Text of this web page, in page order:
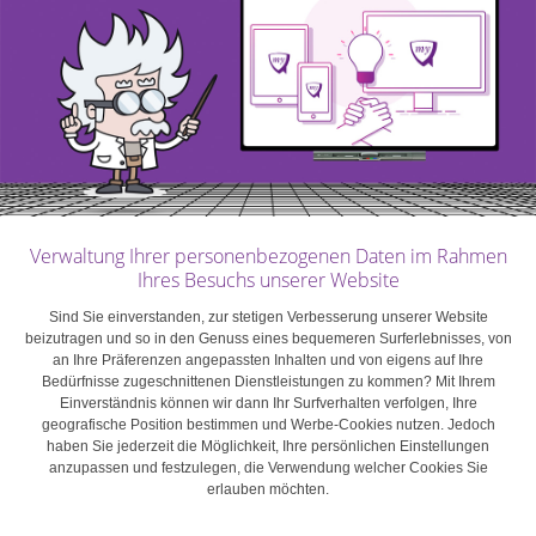
erforderlichen Recherchen und Untersuchungen
durchzuführen. Die Dauer einer Versteigerung ist
meistens auf sechs oder zwölf Monate begrenzt; bis
dahin kann der Käufer das Geld bei einem
konventionellen Darlehensgeber aufnehmen. Die Zinsen
sind höher als bei einer normalen Finanzierung.
Selbstbau-Darlehen können für all jene interessant sein,
die den Bau ihres Eigenheims von Anfang an selbst
in die Hand nehmen wollen. Diese Art von
Hypothekendarlehen wird vom Darlehensnehmer
meistens über einen längeren Zeitraum in Tranchen in
Anspruch genommen – immer dann, wenn bestimmte
Bauabschnitte abgeschlossen sind, z. B. wenn das
Fundament gelegt oder das Dach gedeckt ist. Eventuell
muss der Hausbesitzer bestimmte zugelassene
Verwaltung Ihrer personenbezogenen Daten im Rahmen
Ihres Besuchs unserer Website
Sind Sie einverstanden, zur stetigen Verbesserung unserer Website
beizutragen und so in den Genuss eines bequemeren Surferlebnisses, von
an Ihre Präferenzen angepassten Inhalten und von eigens auf Ihre
Bedürfnisse zugeschnittenen Dienstleistungen zu kommen? Mit Ihrem
Einverständnis können wir dann Ihr Surfverhalten verfolgen, Ihre
geografische Position bestimmen und Werbe-Cookies nutzen. Jedoch
haben Sie jederzeit die Möglichkeit, Ihre persönlichen Einstellungen
anzupassen und festzulegen, die Verwendung welcher Cookies Sie
erlauben möchten.